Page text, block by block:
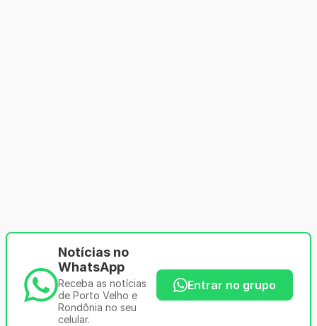
Notícias no
WhatsApp
Receba as notícias
de Porto Velho e
Rondônia no seu
celular.
Entrar no grupo